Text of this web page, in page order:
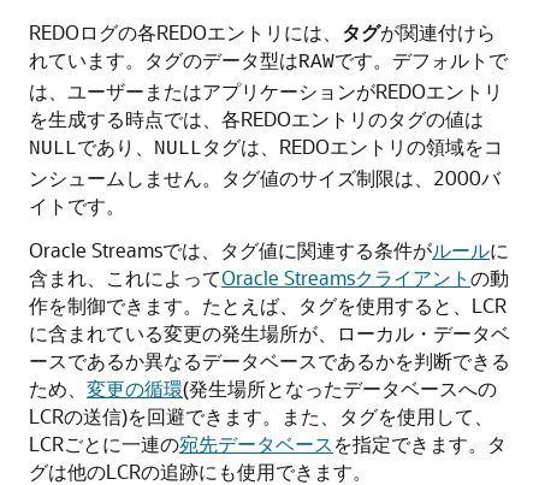
REDOログの各REDOエントリには、 タグが関連付けら
れています。タグのデータ型はRAWです。デフォルトで
は、ユーザーまたはアプリケーションがREDOエントリ
を生成する時点では、各REDOエントリのタグの値は
NULLであり、 NULLタグは、REDOエントリの領域をコ
ンシュームしません。タグ値のサイズ制限は、2000バ
イトです。
Oracle Streamsでは、タグ値に関連する条件がルールに
含まれ、これによってOracle Streamsクライアントの動
作を制御できます。たとえば、タグを使用すると、LCR
に含まれている変更の発生場所が、ローカル・データベ
ースであるか異なるデータベースであるかを判断できる
ため、 変更の循環(発生場所となったデータベースへの
LCRの送信)を回避できます。また、タグを使用して、
LCRごとに一連の宛先データベースを指定できます。タ
グは他のLCRの追跡にも使用できます。